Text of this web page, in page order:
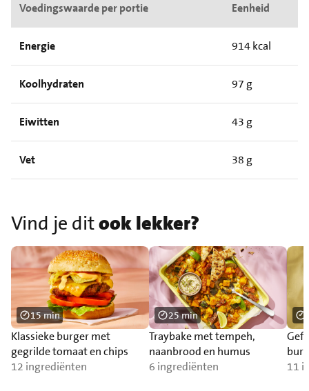
Voedingswaarde per portie Eenheid
Energie 914 kcal
Koolhydraten 97 g
Eiwitten 43 g
Vet 38 g
Vind je ditook lekker?
Klassieke burger met
gegrilde tomaat en chips
12 ingrediënten
15 min
Traybake met tempeh,
naanbrood en humus
6 ingrediënten
25 min
11